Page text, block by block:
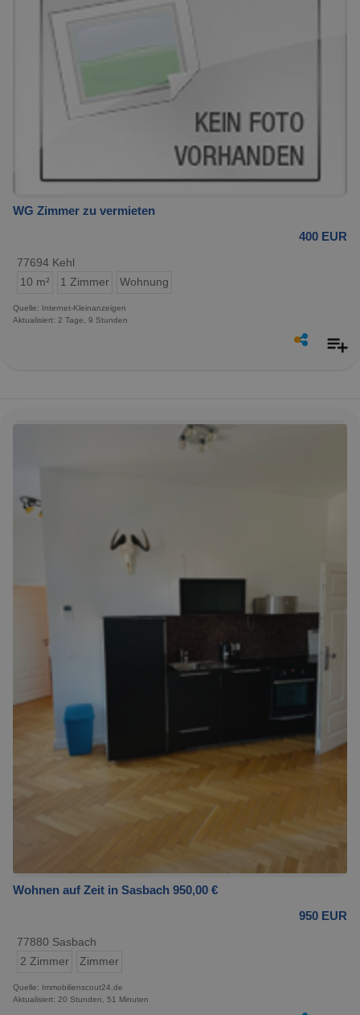
WG Zimmer zu vermieten
400 EUR
77694 Kehl
10 m²
1 Zimmer Wohnung
Quelle: Internet-Kleinanzeigen
Aktualisiert: 2 Tage, 9 Stunden
Wohnen auf Zeit in Sasbach 950,00 €
950 EUR
77880 Sasbach
2 Zimmer
Zimmer
Quelle: Immobilienscout24.de
Aktualisiert: 20 Stunden, 51 Minuten